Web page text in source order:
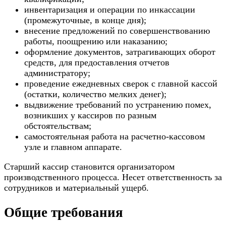
инвентаризация и операции по инкассации
(промежуточные, в конце дня);
внесение предложений по совершенствованию
работы, поощрению или наказанию;
оформление документов, затрагивающих оборот
средств, для предоставления отчетов
администратору;
проведение ежедневных сверок с главной кассой
(остатки, количество мелких денег);
выдвижение требований по устранению помех,
возникших у кассиров по разным
обстоятельствам;
самостоятельная работа на расчетно-кассовом
узле и главном аппарате.
Старший кассир становится организатором
производственного процесса. Несет ответственность за
сотрудников и материальный ущерб.
Общие требования